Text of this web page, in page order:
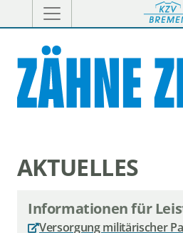
AKTUELLES
Informationen für
Versorgung militärischer